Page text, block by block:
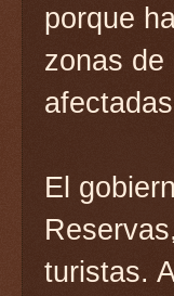
porque
zonas
El
turistas.